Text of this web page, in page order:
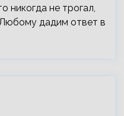
никогда не трогал,
дадим ответ в